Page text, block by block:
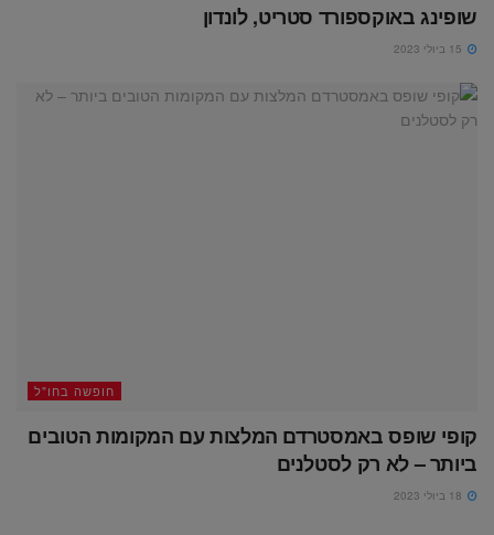
שופינג באוקספורד סטריט, לונדון
חופשה בחו"ל
קופי שופס באמסטרדם המלצות עם המקומות הטובים
ביותר – לא רק לסטלנים